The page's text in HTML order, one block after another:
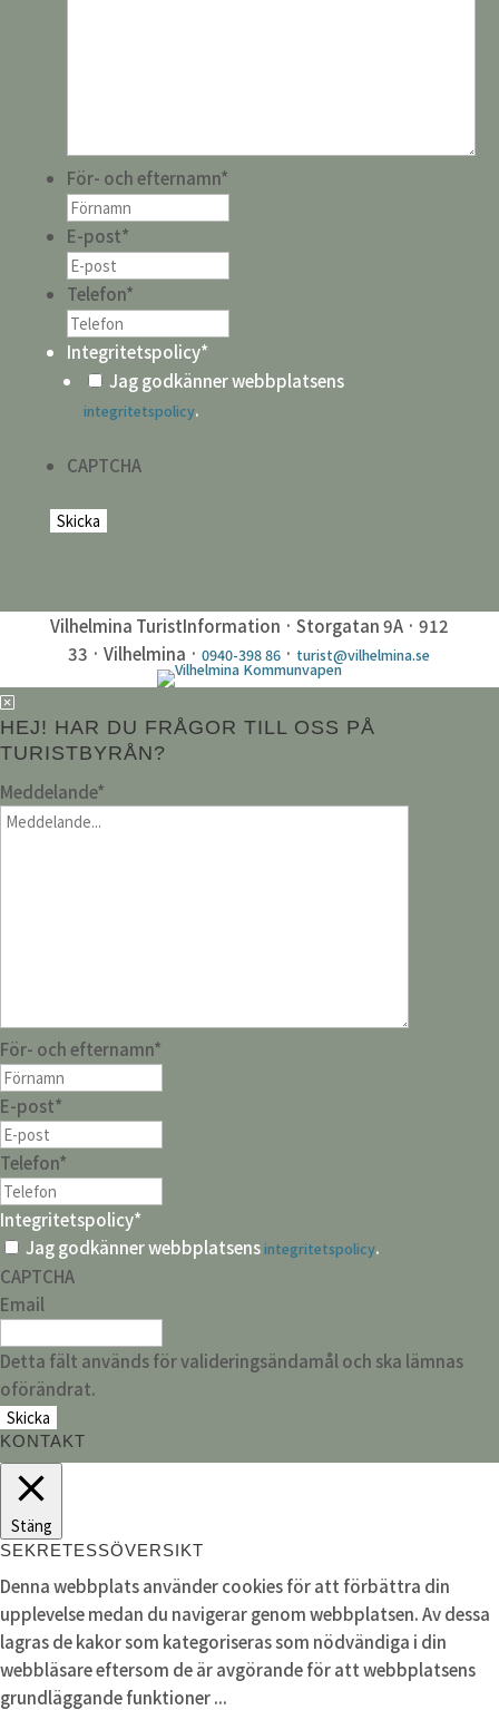
För- och efternamn*
E-post*
Telefon*
Integritetspolicy*
Jag godkänner webbplatsens
integritetspolicy.
CAPTCHA
Vilhelmina TuristInformation · Storgatan 9A · 912
33 · Vilhelmina ·0940-398 86 · turist@vilhelmina.se
HEJ! HAR DU FRÅGOR TILL OSS PÅ
TURISTBYRÅN?
Meddelande*
För- och efternamn*
E-post*
Telefon*
Integritetspolicy*
Jag godkänner webbplatsensintegritetspolicy.
CAPTCHA
Email
Detta fält används för valideringsändamål och ska lämnas
oförändrat.
KONTAKT
Stäng
SEKRETESSÖVERSIKT
Denna webbplats använder cookies för att förbättra din
upplevelse medan du navigerar genom webbplatsen. Av dessa
lagras de kakor som kategoriseras som nödvändiga i din
webbläsare eftersom de är avgörande för att webbplatsens
grundläggande funktioner...